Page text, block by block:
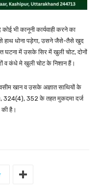
भी कानूनी कार्यवाही करने का
से हाथ धोना पड़ेगा, उसने जैसे-तैसे खुद
घटना में उसके सिर में खुली चोट, दोनों
व कंधे मे खुली चोट के निशान हैं।
खान व उसके अज्ञात साथियों के
324(4), 352 के तहत मुकदमा दर्ज
है।